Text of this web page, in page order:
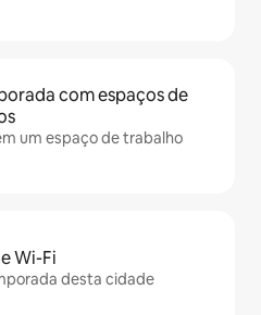
com espaços de
um espaço de trabalho
Wi-Fi
desta cidade